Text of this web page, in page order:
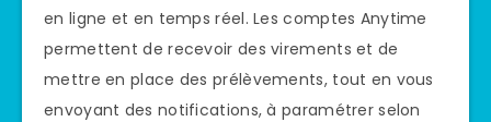
en ligne et en temps réel. Les comptes Anytime
permettent de recevoir des virements et de
mettre en place des prélèvements, tout en vous
envoyant des notifications, à paramétrer selon